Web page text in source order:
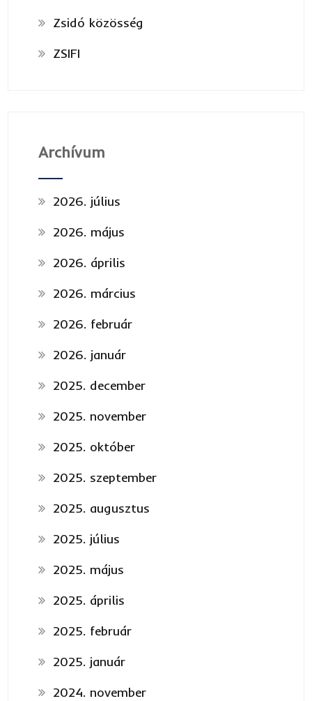
Zsidó közösség
ZSIFI
Archívum
2026. július
2026. május
2026. április
2026. március
2026. február
2026. január
2025. december
2025. november
2025. október
2025. szeptember
2025. augusztus
2025. július
2025. május
2025. április
2025. február
2025. január
2024. november